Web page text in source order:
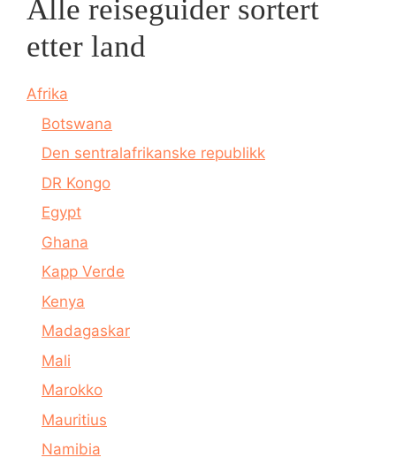
Alle reiseguider sortert
etter land
Afrika
Botswana
Den sentralafrikanske republikk
DR Kongo
Egypt
Ghana
Kapp Verde
Kenya
Madagaskar
Mali
Marokko
Mauritius
Namibia